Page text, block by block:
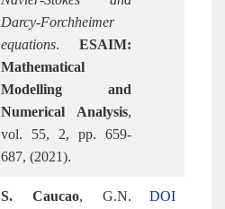
Darcy-Forchheimer
equations.ESAIM:
Mathematical
Modelling and
Numerical Analysis,
vol. 55, 2, pp. 659-
687, (2021).
S. Caucao, G.N.
DOI